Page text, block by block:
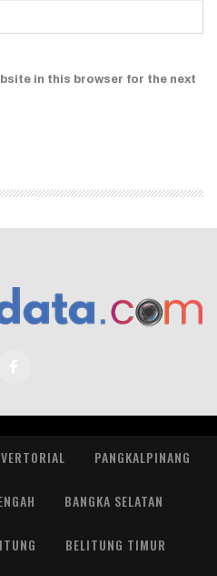
in this browser for the next
PANGKALPINANG
BANGKA SELATAN
BELITUNG TIMUR